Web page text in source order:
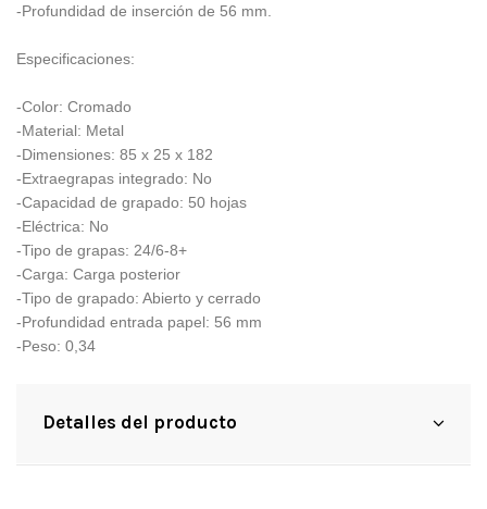
-Profundidad de inserción de 56 mm.
Especificaciones:
-Color: Cromado
-Material: Metal
-Dimensiones: 85 x 25 x 182
-Extraegrapas integrado: No
-Capacidad de grapado: 50 hojas
-Eléctrica: No
-Tipo de grapas: 24/6-8+
-Carga: Carga posterior
-Tipo de grapado: Abierto y cerrado
-Profundidad entrada papel: 56 mm
-Peso: 0,34
Detalles del producto